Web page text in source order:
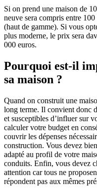
Si on prend une maison de
neuve sera compris entre
(haut de gamme). Si vous
plus moderne, le prix sera
000 euros.
Pourquoi est-il
sa maison ?
Quand on construit une
long terme. Il convient donc
et susceptibles d’influer sur
calculer votre budget en
couvrir les dépenses
construction. Vous devez
adapté au profil de votre
conduits. Enfin, vous devez
attention car tous ne
répondent pas aux mêmes